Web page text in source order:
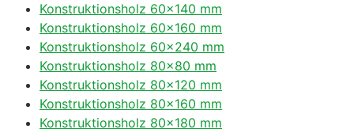
Konstruktionsholz 60×140 mm
Konstruktionsholz 60×160 mm
Konstruktionsholz 60×240 mm
Konstruktionsholz 80×80 mm
Konstruktionsholz 80×120 mm
Konstruktionsholz 80×160 mm
Konstruktionsholz 80×180 mm